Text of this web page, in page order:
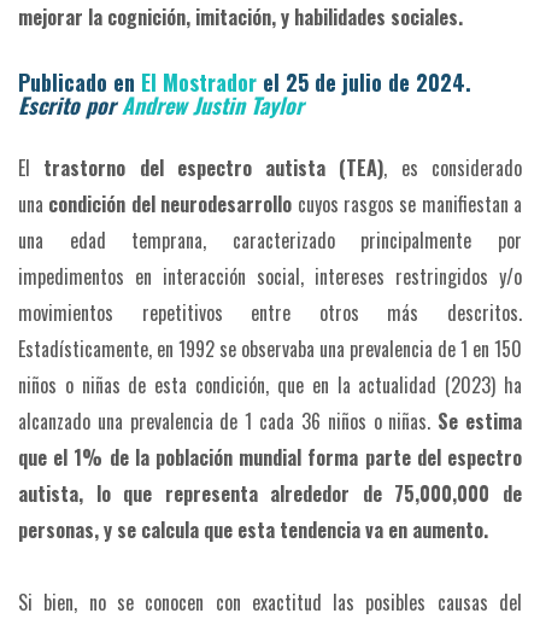
mejorar la cognición, imitación, y habilidades sociales.
Publicado en El Mostrador el 25 de julio de 2024.
Escrito porAndrew Justin Taylor
El trastorno del espectro autista (TEA), es considerado
una condición del neurodesarrollo cuyos rasgos se manifiestan a
una edad temprana, caracterizado principalmente por
impedimentos en interacción social, intereses restringidos y/o
movimientos repetitivos entre otros más descritos.
Estadísticamente, en 1992 se observaba una prevalencia de 1 en 150
niños o niñas de esta condición, que en la actualidad (2023) ha
alcanzado una prevalencia de 1 cada 36 niños o niñas. Se estima
que el 1% de la población mundial forma parte del espectro
autista, lo que representa alrededor de 75,000,000 de
personas, y se calcula que esta tendencia va en aumento.
Si bien, no se conocen con exactitud las posibles causas del